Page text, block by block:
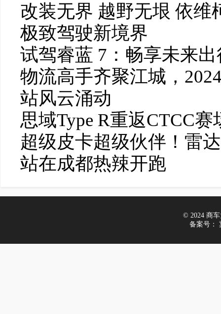
改装无界 越野无垠 依维
极致驾驶新境界
试驾睿蓝 7：畅享未来
物流高手齐聚江城，
站风云涌动
思域Type R重返CTCC
超级皮卡超级伙伴！雷
站在成都热辣开跑
© 2024 商车
备案号：